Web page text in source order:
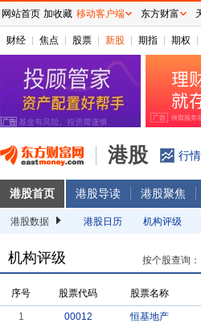
财经 焦点 股票 新股 期指 期权
港股 行
港股首页 港股导读 港股聚焦
港股数据 港股日历 机构评级
机构评级 按个股查询：
序号 股票代码 股票名称
1 00012 恒基地产
网站首页 加收藏 移动客户端 东方财富